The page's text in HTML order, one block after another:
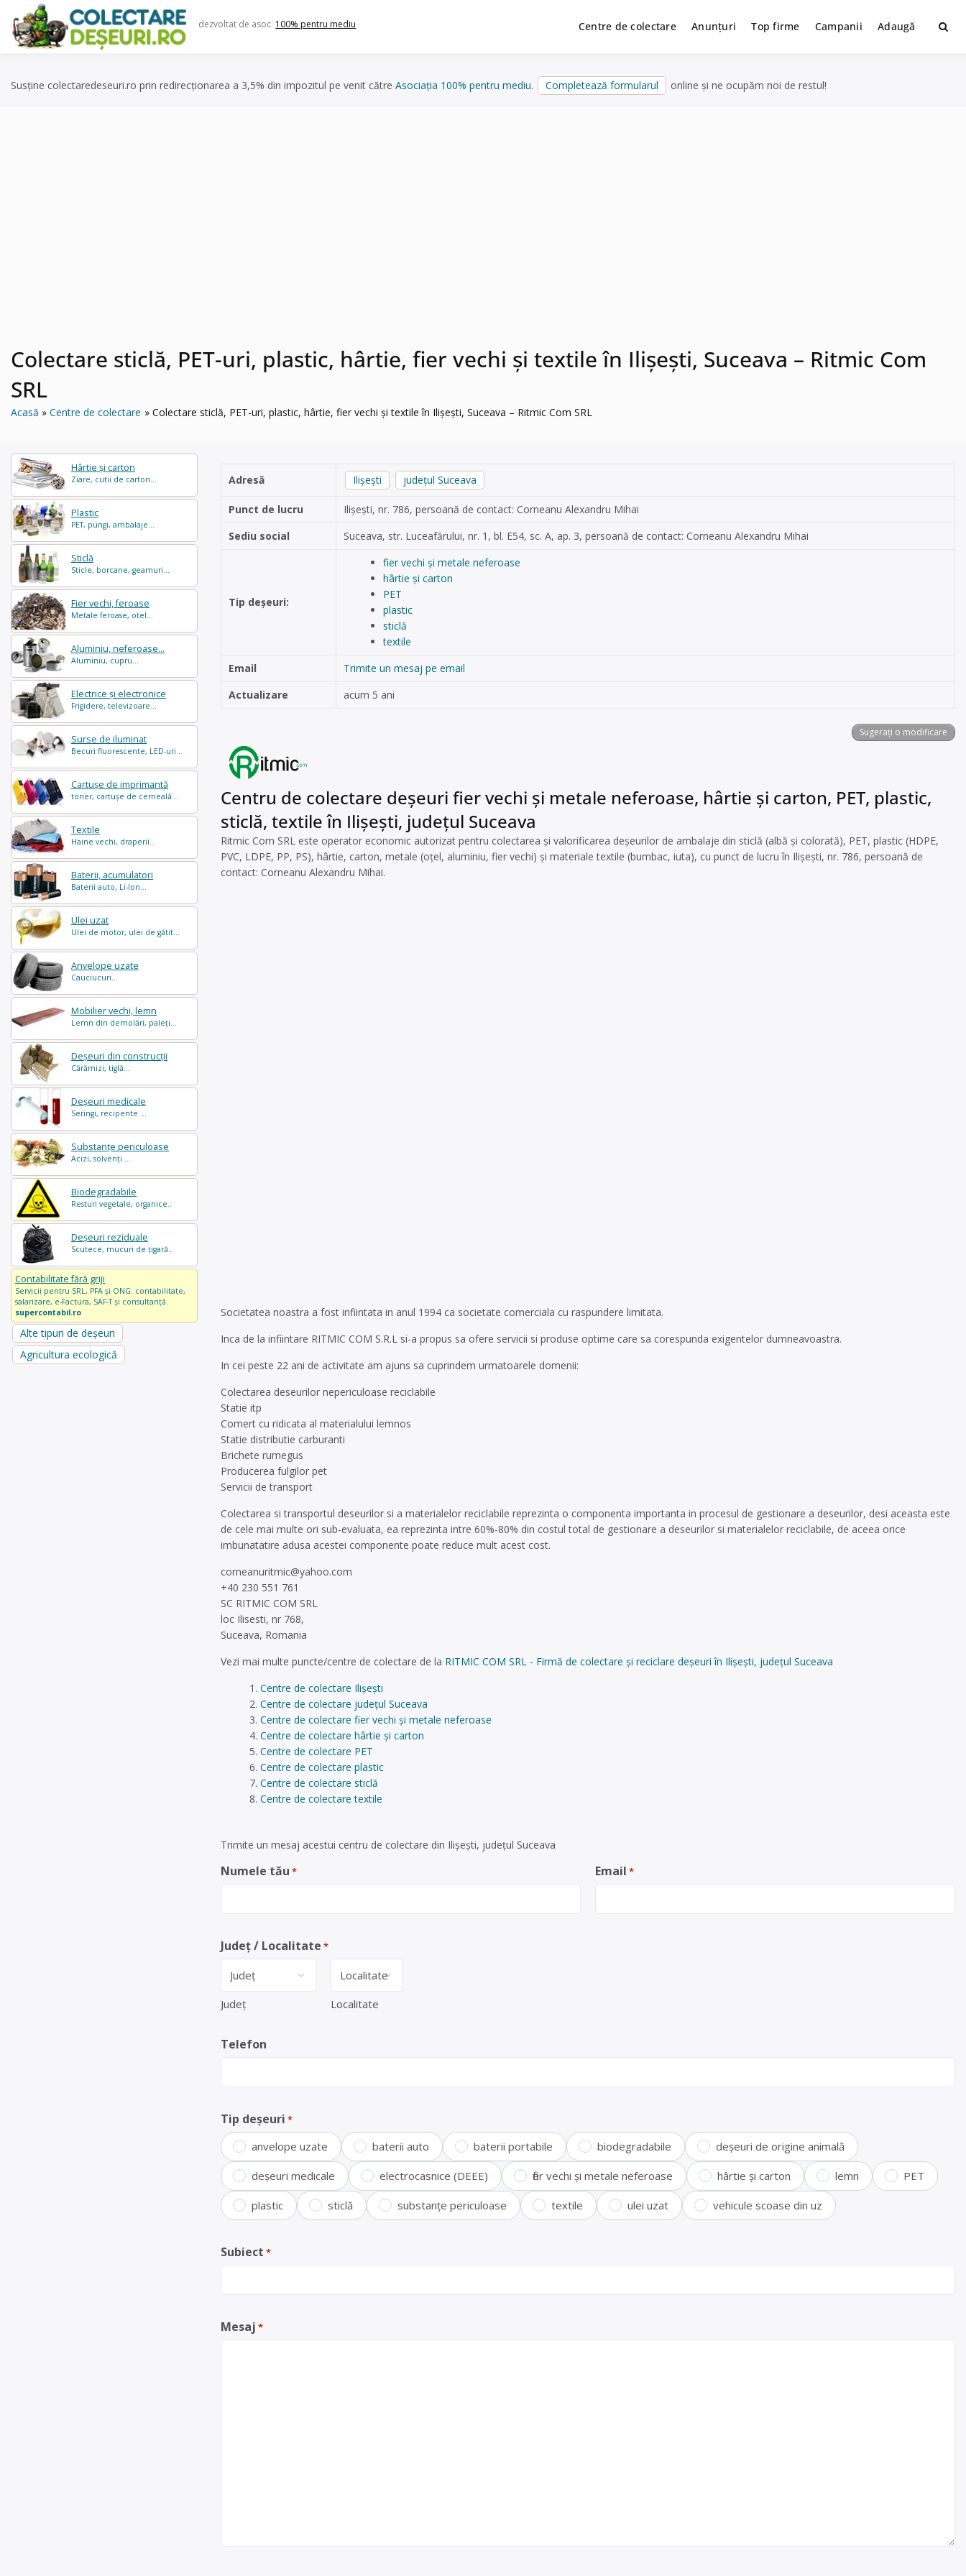
content
dezvoltat de asoc. 100% pentru mediu Centre de colectare Anunțuri Top firme Campanii Adaugă
Susține colectaredeseuri.ro prin redirecționarea a 3,5% din impozitul pe venit către Asociația 100% pentru mediu. Completează formularul online și ne ocupăm noi de restul!
Colectare sticlă, PET-uri, plastic, hârtie, fier vechi și textile în Ilișești, Suceava – Ritmic Com
SRL
Acasă Centre de colectare Colectare sticlă, PET-uri, plastic, hârtie, fier vechi și textile în Ilișești, Suceava – Ritmic Com SRL
Hârtie și carton
Ziare, cutii de carton...
Plastic
PET, pungi, ambalaje...
Sticlă
Sticle, borcane, geamuri...
Fier vechi, feroase
Metale feroase, otel...
Aluminiu, neferoase...
Aluminiu, cupru...
Electrice și electronice
Frigidere, televizoare...
Surse de iluminat
Becuri fluorescente, LED-uri...
Cartușe de imprimantă
toner, cartușe de cerneală...
Textile
Haine vechi, draperii...
Baterii, acumulatori
Baterii auto, Li-Ion...
Ulei uzat
Ulei de motor, ulei de gătit...
Anvelope uzate
Cauciucuri...
Mobilier vechi, lemn
Lemn din demolări, paleți...
Deșeuri din construcții
Cărămizi, tiglă...
Deșeuri medicale
Seringi, recipente ...
Substanțe periculoase
Acizi, solvenți ...
Biodegradabile
Resturi vegetale, organice..
Deșeuri reziduale
Scutece, mucuri de țigară..
Contabilitate fără griji
Servicii pentru SRL, PFA și ONG: contabilitate,
salarizare, e-Factura, SAF-T și consultanță.
supercontabil.ro
Alte tipuri de deșeuri
Agricultura ecologică
Adresă Ilişeşti județul Suceava
Punct de lucru
Ilișești, nr. 786, persoană de contact: Corneanu Alexandru Mihai
Sediu social
Suceava, str. Luceafărului, nr. 1, bl. E54, sc. A, ap. 3, persoană de contact: Corneanu Alexandru Mihai
Tip deșeuri:
fier vechi și metale neferoase
hârtie și carton
PET
plastic
sticlă
textile
Email
Trimite un mesaj pe email
Actualizare
acum 5 ani
Sugerați o modificare
Centru de colectare deșeuri fier vechi și metale neferoase, hârtie și carton, PET, plastic,
sticlă, textile în Ilişeşti, județul Suceava
Ritmic Com SRL este operator economic autorizat pentru colectarea și valorificarea deșeurilor de ambalaje din sticlă (albă și colorată), PET, plastic (HDPE,
PVC, LDPE, PP, PS), hârtie, carton, metale (oțel, aluminiu, fier vechi) și materiale textile (bumbac, iuta), cu punct de lucru în Ilișești, nr. 786, persoană de
contact: Corneanu Alexandru Mihai.
Societatea noastra a fost infiintata in anul 1994 ca societate comerciala cu raspundere limitata.
Inca de la infiintare RITMIC COM S.R.L si-a propus sa ofere servicii si produse optime care sa corespunda exigentelor dumneavoastra.
In cei peste 22 ani de activitate am ajuns sa cuprindem urmatoarele domenii:
Colectarea deseurilor nepericuloase reciclabile
Statie itp
Comert cu ridicata al materialului lemnos
Statie distributie carburanti
Brichete rumegus
Producerea fulgilor pet
Servicii de transport
Colectarea si transportul deseurilor si a materialelor reciclabile reprezinta o componenta importanta in procesul de gestionare a deseurilor, desi aceasta este
de cele mai multe ori sub-evaluata, ea reprezinta intre 60%-80% din costul total de gestionare a deseurilor si materialelor reciclabile, de aceea orice
imbunatatire adusa acestei componente poate reduce mult acest cost.
corneanuritmic@yahoo.com
+40 230 551 761
SC RITMIC COM SRL
loc Ilisesti, nr 768,
Suceava, Romania
Vezi mai multe puncte/centre de colectare de la RITMIC COM SRL - Firmă de colectare și reciclare deșeuri în Ilișești, județul Suceava
Centre de colectare Ilişeşti
Centre de colectare județul Suceava
Centre de colectare fier vechi și metale neferoase
Centre de colectare hârtie și carton
Centre de colectare PET
Centre de colectare plastic
Centre de colectare sticlă
Centre de colectare textile
Trimite un mesaj acestui centru de colectare din Ilişeşti, județul Suceava
Numele tău * Email *
Județ / Localitate *
Județ Localitate
Telefon
Tip deșeuri *
anvelope uzate baterii auto baterii portabile biodegradabile deșeuri de origine animală
deșeuri medicale electrocasnice (DEEE) fier vechi și metale neferoase hârtie și carton lemn PET
plastic sticlă substanțe periculoase textile ulei uzat vehicule scoase din uz
Subiect *
Mesaj *